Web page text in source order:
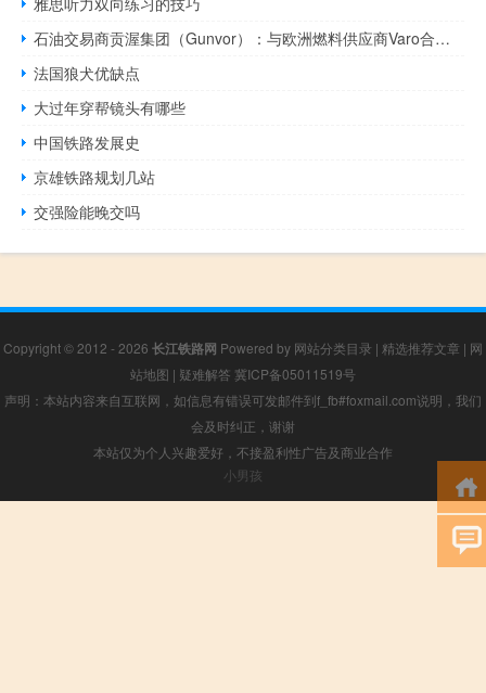
石油交易商贡渥集团（Gunvor）：与欧洲燃料供应商Varo合作在鹿特丹进行可持续航空燃料生产预计生产将于2026年第四季度开始
法国狼犬优缺点
大过年穿帮镜头有哪些
中国铁路发展史
京雄铁路规划几站
交强险能晚交吗
Copyright © 2012 - 2026 长江铁路网 Powered by 网站分类目录 | 精选推荐文章 | 网
站地图 | 疑难解答 冀ICP备05011519号
声明：本站内容来自互联网，如信息有错误可发邮件到f_fb#foxmail.com说明，我们
会及时纠正，谢谢
本站仅为个人兴趣爱好，不接盈利性广告及商业合作
小男孩